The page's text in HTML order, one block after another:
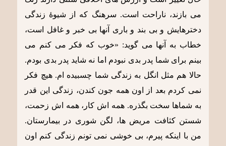
می بازند، ناراحت است. سرهنگ که از شیوۀ زندگی
دخترهایش و بی بند و باری آنها بی خبر و غافل است،
خطاب به آنها می گوید: «خوب که فکر می کنم می
بینم برای شما پدر بدی نبودم اما نه شاید پدر بدی بودم.
حالا هم مثل انگل به زندگی شما چسبیده ام. هیچ فکر
نمی کردم بعد از اون همه جون کندن، زندگی این قدر
به شماها سخت بگذره. همه اش کار، همه اش زحمت،
شستن کثافت مریض ها، لگن شوری در بیمارستان.
من با اینکه پیرم، بی خوشی نمی تونم زندگی کنم اون